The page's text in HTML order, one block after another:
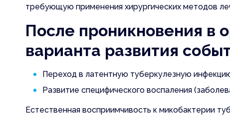
требующую применения хирургических методов
После проникновения в
варианта развития
Переход в латентную туберкулезную
Развитие специфического воспаления
Естественная восприимчивость к микобактерии